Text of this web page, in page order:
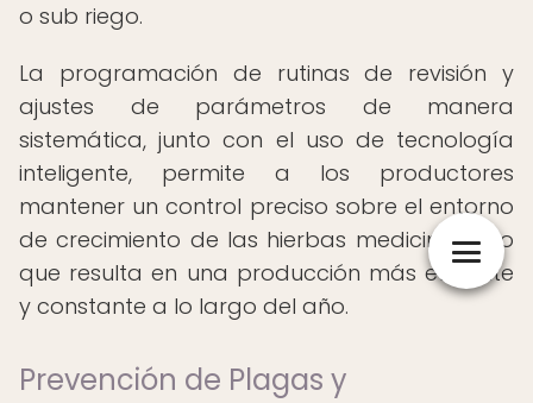
o sub riego.
La programación de rutinas de revisión y
ajustes de parámetros de manera
sistemática, junto con el uso de tecnología
inteligente, permite a los productores
mantener un control preciso sobre el entorno
de crecimiento de las hierbas medicinales, lo
que resulta en una producción más eficiente
y constante a lo largo del año.
Prevención de Plagas y